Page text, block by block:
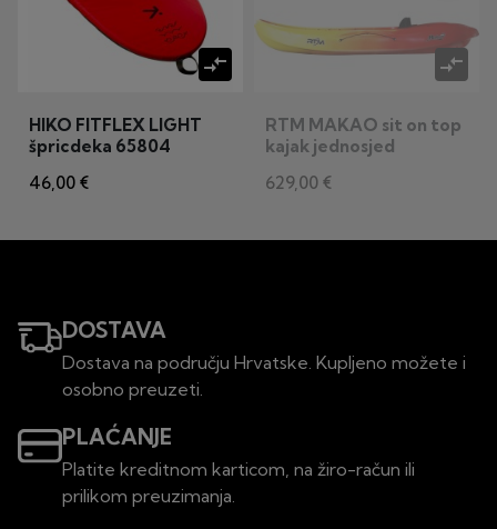
compare_arrows
HIKO FITFLEX LIGHT
špricdeka 65804
46,00 €
compare_arrows
RTM MAKAO sit on top
kajak jednosjed
629,00 €
DOSTAVA
Dostava na području Hrvatske. Kupljeno možete i
osobno preuzeti.
PLAĆANJE
Platite kreditnom karticom, na žiro-račun ili
prilikom preuzimanja.